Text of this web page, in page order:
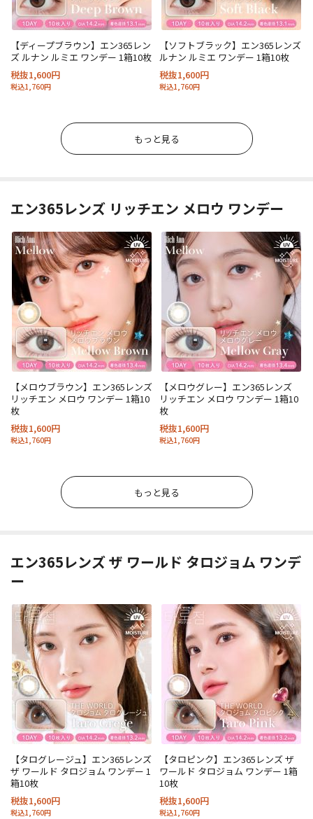
【ディープブラウン】エン365レン
ズ ルナン ルミエ ワンデー 1箱10枚
税抜1,600円
税込1,760円
【ソフトブラック】エン365レンズ
ルナン ルミエ ワンデー 1箱10枚
税抜1,600円
税込1,760円
もっと見る
エン365レンズ リッチエン メロウ ワンデー
【メロウブラウン】エン365レンズ
リッチエン メロウ ワンデー 1箱10
枚
税抜1,600円
税込1,760円
【メロウグレー】エン365レンズ
リッチエン メロウ ワンデー 1箱10
枚
税抜1,600円
税込1,760円
もっと見る
エン365レンズ ザ ワールド タロジョム ワンデ
ー
【タログレージュ】エン365レンズ
ザ ワールド タロジョム ワンデー 1
箱10枚
税抜1,600円
税込1,760円
【タロピンク】エン365レンズ ザ
ワールド タロジョム ワンデー 1箱
10枚
税抜1,600円
税込1,760円